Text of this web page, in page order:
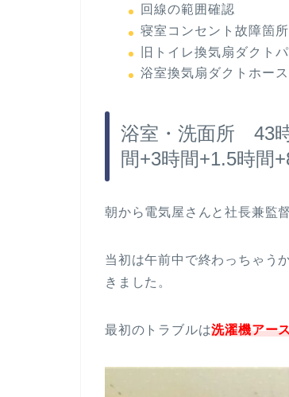
回線の範囲確認
寝室コンセント故障箇
旧トイレ換気扇ダクト
浴室換気扇ダクトホー
浴室・洗面所 43
間+3時間+1.5時間
朝から電気屋さんと社長兼監
当初は午前中で終わっちゃう
きました。
最初のトラブルは洗濯機アー